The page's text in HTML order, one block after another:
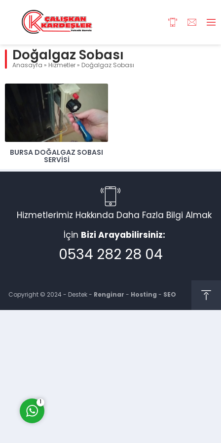
Doğalgaz Sobası
Anasayfa » Hizmetler » Doğalgaz Sobası
BURSA DOĞALGAZ SOBASI
SERVISI
Hizmetlerimiz Hakkında Daha Fazla Bilgi Almak
İçin Bizi Arayabilirsiniz:
0534 282 28 04
Copyright © 2024 - Destek - Renginar - Hosting - SEO